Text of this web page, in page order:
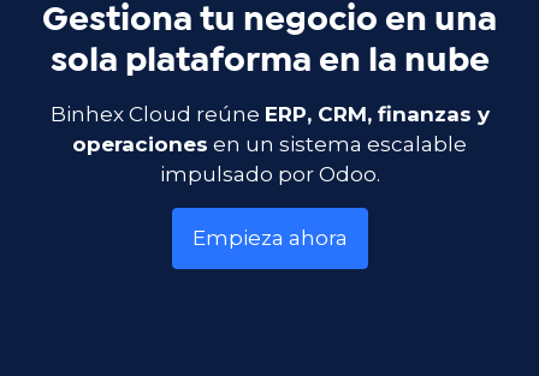
Gestiona tu negocio en una
sola plataforma en la nube
Binhex Cloud reúne ERP, CRM, finanzas y
operaciones en un sistema escalable
impulsado por Odoo.
Empieza ahora